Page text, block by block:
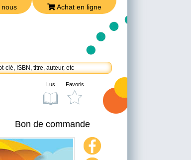
Achat en ligne
Bon de commande
Lus Favoris